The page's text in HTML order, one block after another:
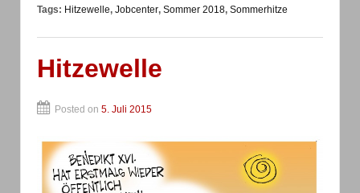
Tags: Hitzewelle, Jobcenter, Sommer 2018, Sommerhitze
Hitzewelle
Posted on 5. Juli 2015